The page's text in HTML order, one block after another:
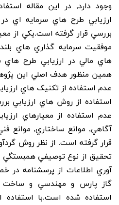
وجود دارد, در اين مقاله
ارزيابي طرح هاي سرمايه اي
بررسي قرار گرفته است.يکي از
موفقيت سرمايه گذاري هاي
هاي مالي در ارزيابي طرح
همين منظور هدف اصلي اين
عدم استفاده از تکنيک هاي
استفاده از روش هاي ارزيابي
عدم استفاده از معيارهاي
آگاهي, موانع ساختاري, موانع
قرار گرفته است. از نظر روش
تحقيق از نوع توصيفي
آوري اطلاعات از پرسشنامه
گاز پارس و مهندسي و ساخت
استفاده شده است.با استفاده